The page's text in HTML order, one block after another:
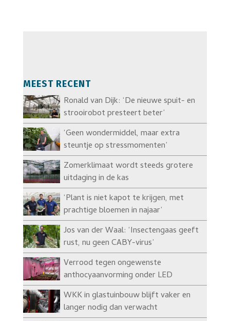
MEEST RECENT
Ronald van Dijk: ‘De nieuwe spuit- en
strooirobot presteert beter’
‘Geen wondermiddel, maar extra
steuntje op stressmomenten’
Zomerklimaat wordt steeds grotere
uitdaging in de kas
‘Plant is niet kapot te krijgen, met
prachtige bloemen in najaar’
Jos van der Waal: ‘Insectengaas geeft
rust, nu geen CABY-virus’
Verrood tegen ongewenste
anthocyaanvorming onder LED
WKK in glastuinbouw blijft vaker en
langer nodig dan verwacht